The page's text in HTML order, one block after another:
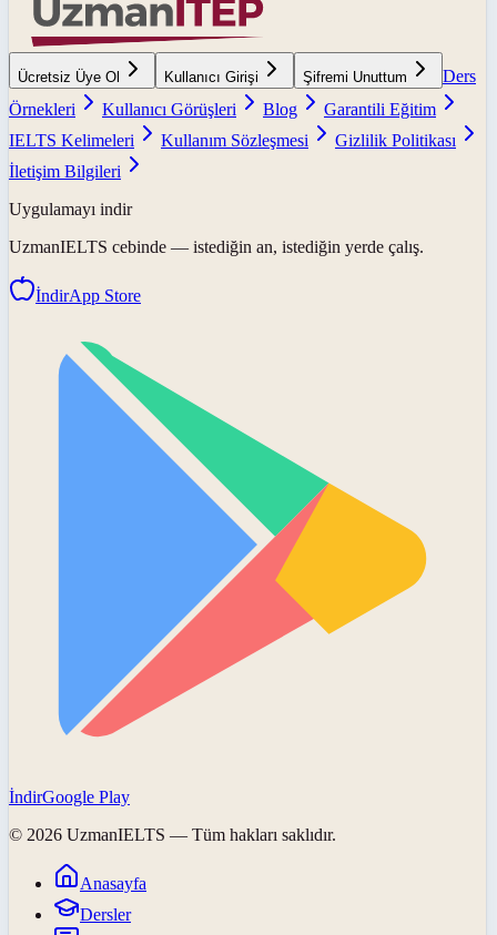
Ücretsiz Üye Ol Kullanıcı Girişi Şifremi Unuttum
Ders
Örnekleri
Kullanıcı Görüşleri Blog
Garantili Eğitim
IELTS Kelimeleri
Kullanım Sözleşmesi
Gizlilik Politikası
İletişim Bilgileri
Uygulamayı indir
UzmanIELTS cebinde — istediğin an, istediğin yerde çalış.
İndirApp Store
İndirGoogle Play
© 2026 UzmanIELTS — Tüm hakları saklıdır.
Anasayfa
Dersler